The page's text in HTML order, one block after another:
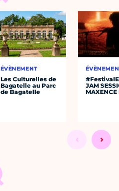
ÉVÈNEMENT
Les Culturelles de
Bagatelle au Parc
de Bagatelle
JAM
MAXENCE